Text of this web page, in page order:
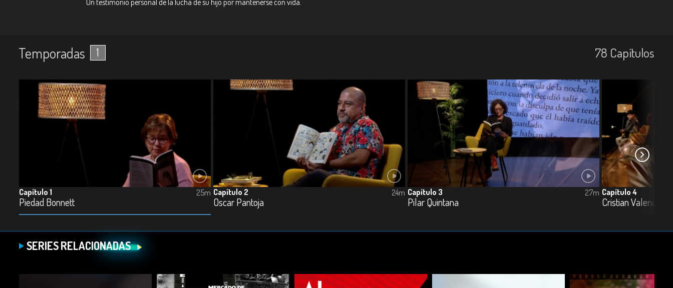
Temporadas 1 78 Capí­tulos
Capítulo 1
Piedad Bonnett
25m Capítulo 2
Óscar Pantoja
24m Capítulo 3
Pilar Quintana
27m Capítulo 4
Cristian Valencia
SERIES RELACIONADAS